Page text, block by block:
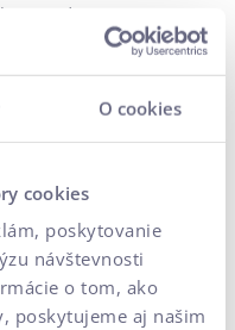
O cookies
cookies
poskytovanie
návštevnosti
o tom, ako
poskytujeme aj našim
a predávať na
výhody, nie vždy je
Zhrnuli sme preto
prináša,ako